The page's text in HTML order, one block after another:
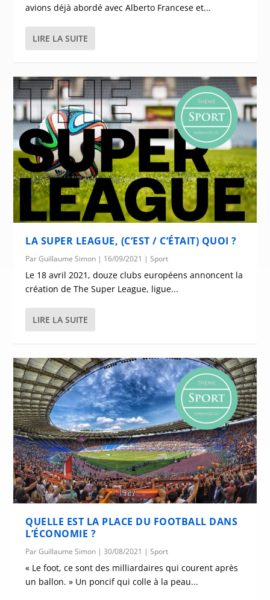
avions déjà abordé avec Alberto Francese et...
LIRE LA SUITE
LA SUPER LEAGUE, (C’EST / C’ÉTAIT) QUOI ?
ParGuillaume Simon | 16/09/2021 |Sport
Le 18 avril 2021, douze clubs européens annoncent la
création de The Super League, ligue...
LIRE LA SUITE
QUELLE EST LA PLACE DU FOOTBALL DANS
L’ÉCONOMIE ?
ParGuillaume Simon |30/08/2021 |Sport
« Le foot, ce sont des milliardaires qui courent après
un ballon. » Un poncif qui colle à la peau...